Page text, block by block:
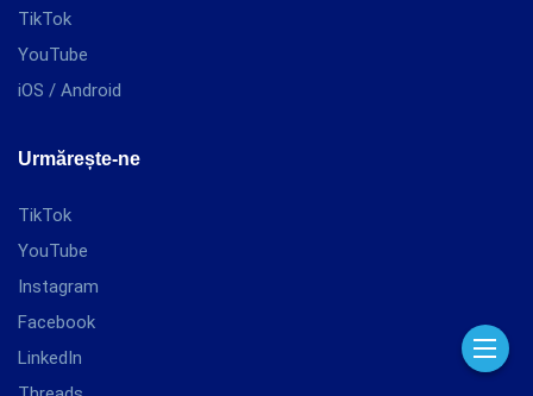
TikTok
YouTube
iOS / Android
Urmărește-ne
TikTok
YouTube
Instagram
Facebook
LinkedIn